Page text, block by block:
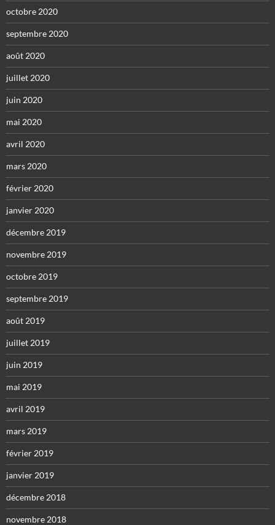
octobre 2020
septembre 2020
août 2020
juillet 2020
juin 2020
mai 2020
avril 2020
mars 2020
février 2020
janvier 2020
décembre 2019
novembre 2019
octobre 2019
septembre 2019
août 2019
juillet 2019
juin 2019
mai 2019
avril 2019
mars 2019
février 2019
janvier 2019
décembre 2018
novembre 2018